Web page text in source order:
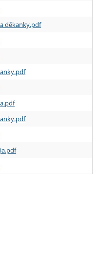
děkanky.pdf